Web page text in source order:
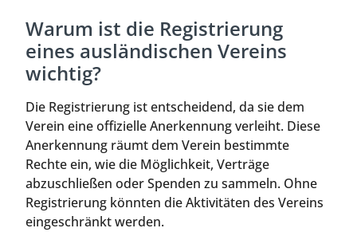
Warum ist die Registrierung
eines ausländischen Vereins
wichtig?
Die Registrierung ist entscheidend, da sie dem
Verein eine offizielle Anerkennung verleiht. Diese
Anerkennung räumt dem Verein bestimmte
Rechte ein, wie die Möglichkeit, Verträge
abzuschließen oder Spenden zu sammeln. Ohne
Registrierung könnten die Aktivitäten des Vereins
eingeschränkt werden.